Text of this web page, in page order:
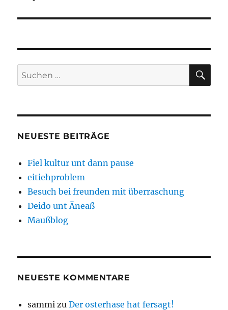
Suchen
nach:
NEUESTE BEITRÄGE
Fiel kultur unt dann pause
eitiehproblem
Besuch bei freunden mit überraschung
Deido unt Äneaß
Maußblog
NEUESTE KOMMENTARE
sammi zuDer osterhase hat fersagt!